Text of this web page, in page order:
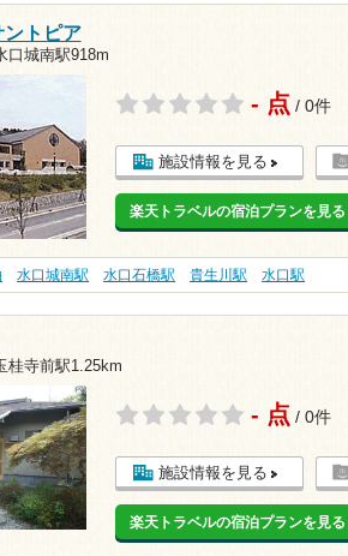
トピア
口城南駅918m
- 点 / 0件
施設情報を見る
楽天トラベルの宿泊プランを見る
水口城南駅 水口石橋駅 貴生川駅 水口駅
桂寺前駅1.25km
- 点 / 0件
施設情報を見る
楽天トラベルの宿泊プランを見る